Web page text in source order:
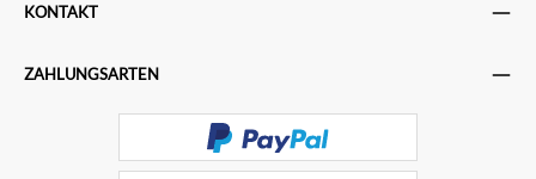
KONTAKT
ZAHLUNGSARTEN